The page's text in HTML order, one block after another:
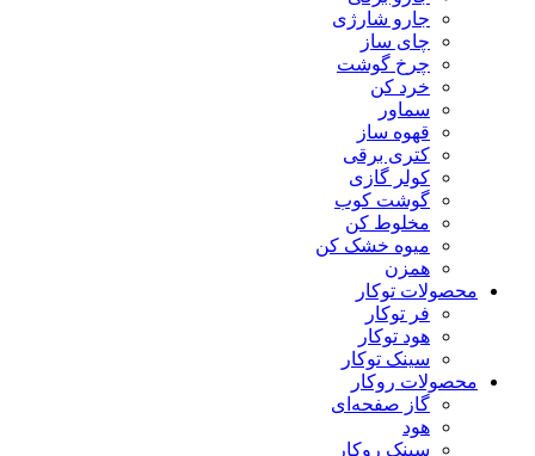
جارو شارژی
چای ساز
چرخ گوشت
خرد کن
سماور
قهوه ساز
کتری برقی
کولر گازی
گوشت کوب
مخلوط کن
میوه خشک کن
همزن
محصولات توکار
فر توکار
هود توکار
سینک توکار
محصولات روکار
گاز صفحه‌ای
هود
سینک روکار